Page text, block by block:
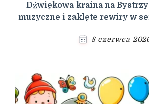
Dźwiękowa kraina na
muzyczne i zaklęte rewiry w
8 czerwca